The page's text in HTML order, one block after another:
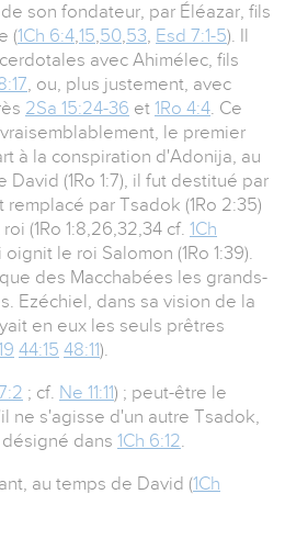
son fondateur, par Éléazar, fils
(1Ch 6:4,15,50,53, Esd 7:1-5). Il
avec Ahimélec, fils
, ou, plus justement, avec
2Sa 15:24-36 et 1 Ro 4:4. Ce
le premier
à la conspiration d'Adonija, au
(1Ro 1:7), il fut destitué par
remplacé par Tsadok (1Ro 2:35)
(1Ro 1:8,26,32,34 cf. 1Ch
le roi Salomon (1Ro 1:39).
des Macchabées les grands-
Ezéchiel, dans sa vision de la
en eux les seuls prêtres
44:15 48:11).
; cf. Ne 11:11) ; peut-être le
ne s'agisse d'un autre Tsadok,
dans 1Ch 6:12.
au temps de David (1Ch